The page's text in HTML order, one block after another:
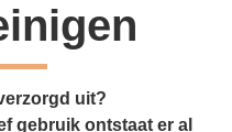
uit?
gebruik ontstaat er al